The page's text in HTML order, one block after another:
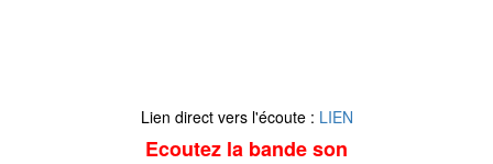
Lien direct vers l'écoute : LIEN
Ecoutez la bande son